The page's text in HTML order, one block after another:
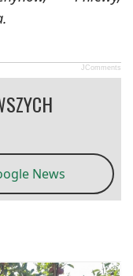
JComments
News